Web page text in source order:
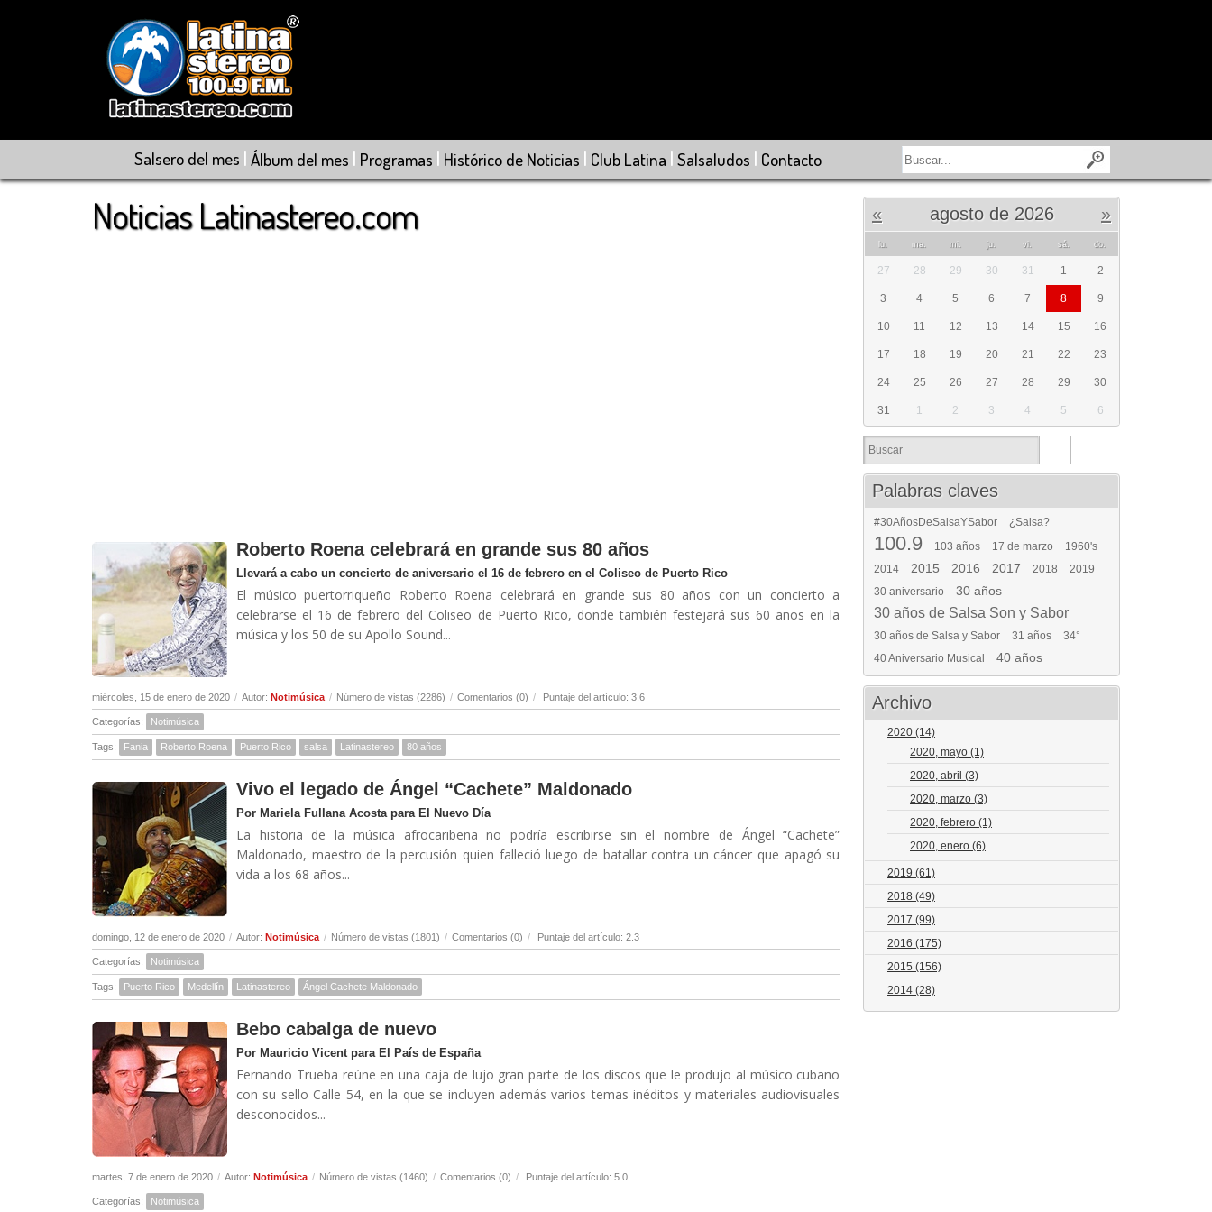
Salsero del mes | Álbum del mes | Programas | Histórico de Noticias | Club Latina | Salsaludos | Contacto
Noticias Latinastereo.com
Roberto Roena celebrará en grande sus 80 años
Llevará a cabo un concierto de aniversario el 16 de febrero en el Coliseo de Puerto Rico
El músico puertorriqueño Roberto Roena celebrará en grande sus 80 años con un concierto a
celebrarse el 16 de febrero del Coliseo de Puerto Rico, donde también festejará sus 60 años en la
música y los 50 de su Apollo Sound...
miércoles, 15 de enero de 2020 / Autor: Notimúsica / Número de vistas (2286) / Comentarios (0) / Puntaje del artículo: 3.6
Categorías: Notimúsica
Tags: Fania Roberto Roena Puerto Rico salsa Latinastereo 80 años
Vivo el legado de Ángel “Cachete” Maldonado
Por Mariela Fullana Acosta para El Nuevo Día
La historia de la música afrocaribeña no podría escribirse sin el nombre de Ángel “Cachete”
Maldonado, maestro de la percusión quien falleció luego de batallar contra un cáncer que apagó su
vida a los 68 años...
domingo, 12 de enero de 2020 / Autor: Notimúsica / Número de vistas (1801) / Comentarios (0) / Puntaje del artículo: 2.3
Categorías: Notimúsica
Tags: Puerto Rico Medellín Latinastereo Ángel Cachete Maldonado
Bebo cabalga de nuevo
Por Mauricio Vicent para El País de España
Fernando Trueba reúne en una caja de lujo gran parte de los discos que le produjo al músico cubano
con su sello Calle 54, en la que se incluyen además varios temas inéditos y materiales audiovisuales
desconocidos...
martes, 7 de enero de 2020 / Autor: Notimúsica / Número de vistas (1460) / Comentarios (0) / Puntaje del artículo: 5.0
Categorías: Notimúsica
« agosto de 2026 »
lu. ma. mi. ju. vi. sá. do.
27 28 29 30 31 1 2
3 4 5 6 7 8 9
10 11 12 13 14 15 16
17 18 19 20 21 22 23
24 25 26 27 28 29 30
31 1 2 3 4 5 6
Palabras claves
#30AñosDeSalsaYSabor ¿Salsa?
100.9 103 años 17 de marzo
1960's
2014
2015 2016 2017 2018
2019
30 aniversario
30 años
30 años de Salsa Son y Sabor
30 años de Salsa y Sabor 31 años
34°
40 Aniversario Musical
40 años
Archivo
2020 (14)
2020, mayo (1)
2020, abril (3)
2020, marzo (3)
2020, febrero (1)
2020, enero (6)
2019 (61)
2018 (49)
2017 (99)
2016 (175)
2015 (156)
2014 (28)